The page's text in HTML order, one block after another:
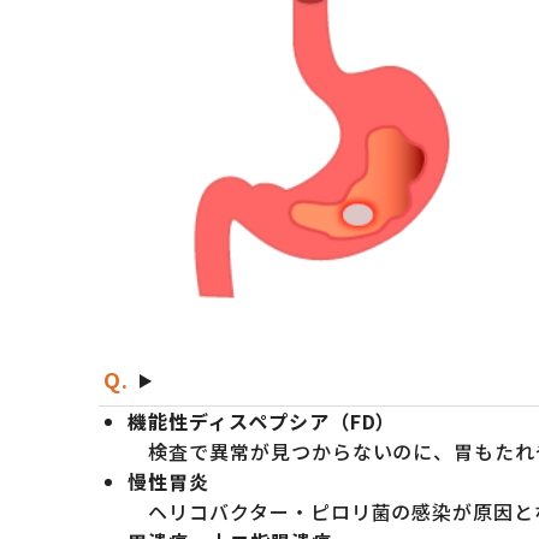
機能性ディスペプシア（FD）
検査で異常が見つからないのに、胃もた
慢性胃炎
ヘリコバクター・ピロリ菌の感染が原因